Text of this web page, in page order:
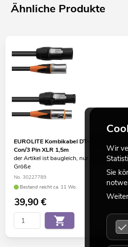
Ähnliche Produkte
EUROLITE Kombikabel DT-2 DMX IP T-
Con/3 Pin XLR 1,5m
der Artikel ist baugleich, nur andere
Größe
No. 30227789
Bestand reicht ca. 11 Wo.
39,90€
Wir
Sie